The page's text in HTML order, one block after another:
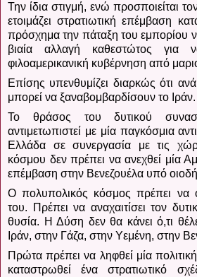
Την ίδια στιγμή, ενώ προσποιείται
ετοιμάζει στρατιωτική επέμβαση
πρόσχημα την πάταξη του εμπορίου
βιαία αλλαγή καθεστώτος για
φιλοαμερικανική κυβέρνηση από
Επίσης υπενθυμίζει διαρκώς ότι
μπορεί να ξαναβομβαρδίσουν το Ιράν.
Το θράσος του δυτικού
αντιμετωπιστεί με μία παγκόσμια
Ελλάδα σε συνεργασία με τις
κόσμου δεν πρέπει να ανεχθεί μία
επέμβαση στην Βενεζουέλα υπό
Ο πολυπολικός κόσμος πρέπει να
του.
Πρέπει να αναχαιτίσει τον
θυσία. Η Δύση δεν θα κάνει ό,τι
Ιράν, στην Γάζα, στην Υεμένη, στην
Πρώτα πρέπει να ληφθεί μία
καταστρωθεί ένα στρατιωτικό